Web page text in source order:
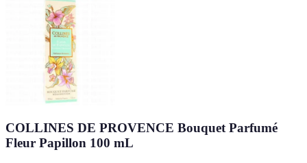
COLLINES DE PROVENCE Bouquet Parfumé
Fleur Papillon 100 mL